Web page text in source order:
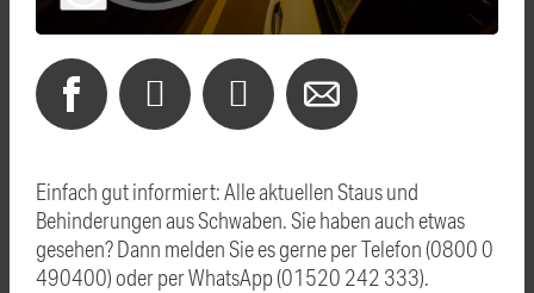
Einfach gut informiert: Alle aktuellen Staus und
Behinderungen aus Schwaben. Sie haben auch etwas
gesehen? Dann melden Sie es gerne per Telefon (0800 0
490400) oder per WhatsApp (01520 242 333).